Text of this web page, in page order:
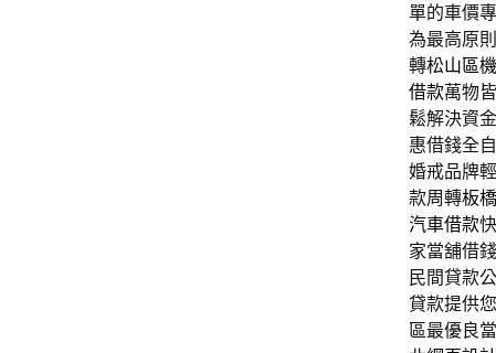
單的車價
為最高原則
轉松山區
借款萬物
鬆解決資
惠借錢全
婚戒品牌
款周轉板
汽車借款
家當舖借
民間貸款
貸款提供
區最優良